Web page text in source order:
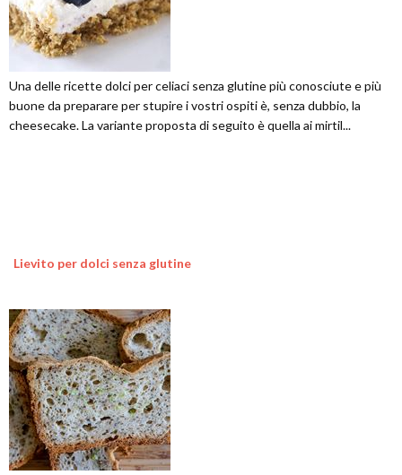
Una delle ricette dolci per celiaci senza glutine più conosciute e più
buone da preparare per stupire i vostri ospiti è, senza dubbio, la
cheesecake. La variante proposta di seguito è quella ai mirtil...
Lievito per dolci senza glutine